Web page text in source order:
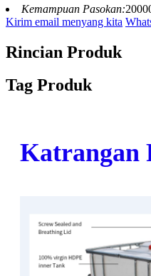
Kemampuan Pasokan:
Kirim email menyang kita
Rincian Produk
Tag Produk
Katrangan